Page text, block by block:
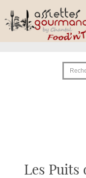
Les Puits